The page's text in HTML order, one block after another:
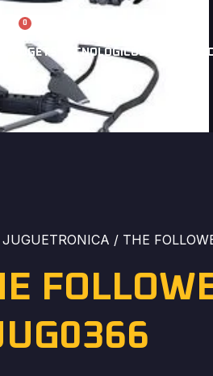
0
GADGETS TECNOLÓGICOS
JUGUETRONICA / THE